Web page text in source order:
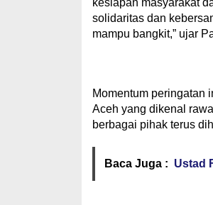
kesiapan masyarakat
solidaritas dan
mampu bangkit,” ujar
Momentum peringatan
Aceh yang dikenal
berbagai pihak terus
Baca Juga : Ustad